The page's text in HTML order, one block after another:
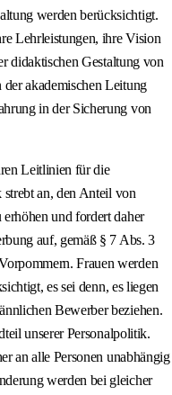
werden berücksichtigt.
Lehrleistungen, ihre Vision
didaktischen Gestaltung von
akademischen Leitung
in der Sicherung von
Leitlinien für die
an, den Anteil von
und fordert daher
auf, gemäß § 7 Abs. 3
Frauen werden
es sei denn, es liegen
Bewerber beziehen.
unserer Personalpolitik.
an alle Personen unabhängig
werden bei gleicher